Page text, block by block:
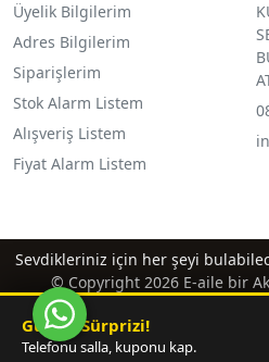
Üyelik Bilgilerim
Adres Bilgilerim
Siparişlerim
Stok Alarm Listem
Alışveriş Listem
Fiyat Alarm Listem
Sevdikleriniz için her şeyi
© Copyright 2026 E-aile bir
PlatinMarket® E-Ticaret
Günün Sürprizi!
Telefonu salla, kuponu kap.